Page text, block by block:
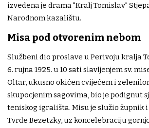
izvedena je drama "Kralj Tomislav"
Narodnom kazalištu.
Misa pod otvorenim nebom
Službeni dio proslave u Perivoju kralja
6. rujna 1925. u 10 sati slavljenjem sv.
Oltar, ukusno okićen cvijećem i
skupocjenim sagovima, bio je podignut
teniskog igrališta. Misu je služio župnik i
Tvrđe Bezetzky, uz koncelebraciju